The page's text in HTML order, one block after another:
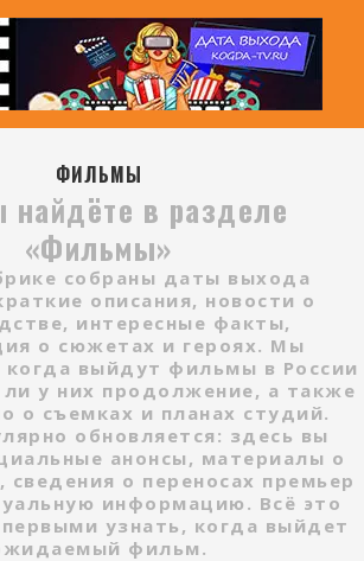
ФИЛЬМЫ
найдёте в разделе
«Фильмы»
собраны даты выхода
описания, новости о
интересные факты,
о сюжетах и героях. Мы
когда выйдут фильмы в России
у них продолжение, а также
о съемках и планах студий.
обновляется: здесь вы
анонсы, материалы о
сведения о переносах премьер
информацию. Всё это
узнать, когда выйдет
фильм.